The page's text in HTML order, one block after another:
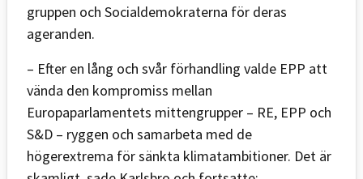
gruppen och Socialdemokraterna för deras
ageranden.
– Efter en lång och svår förhandling valde EPP att
vända den kompromiss mellan
Europaparlamentets mittengrupper – RE, EPP och
S&D – ryggen och samarbeta med de
högerextrema för sänkta klimatambitioner. Det är